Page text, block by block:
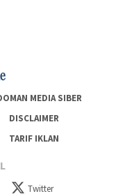
MEDIA SIBER
DISCLAIMER
TARIF IKLAN
Twitter